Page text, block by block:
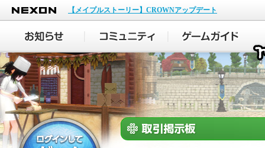
NEXON
【メイプルストーリー】CROWNアップデート